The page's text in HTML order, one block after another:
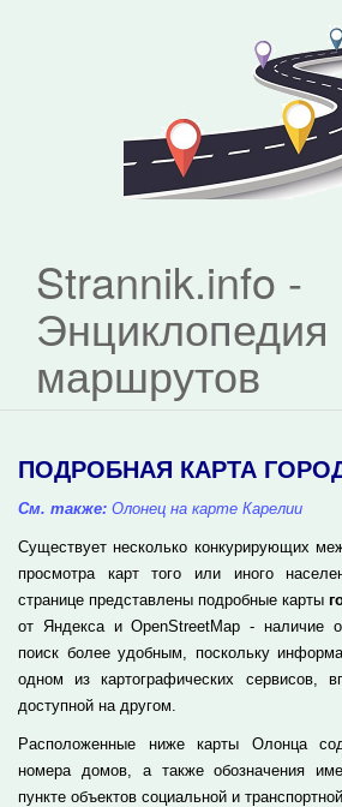
Strannik.info -
Энциклопедия
маршрутов
ПОДРОБНАЯ КАРТА
См. также: Олонец на карте Карелии
Существует несколько конкурирующих
просмотра карт того или иного
странице представлены подробные карты
от Яндекса и OpenStreetMap - наличие
поиск более удобным, поскольку
одном из картографических сервисов,
доступной на другом.
Расположенные ниже карты Олонца
номера домов, а также обозначения
пункте объектов социальной и